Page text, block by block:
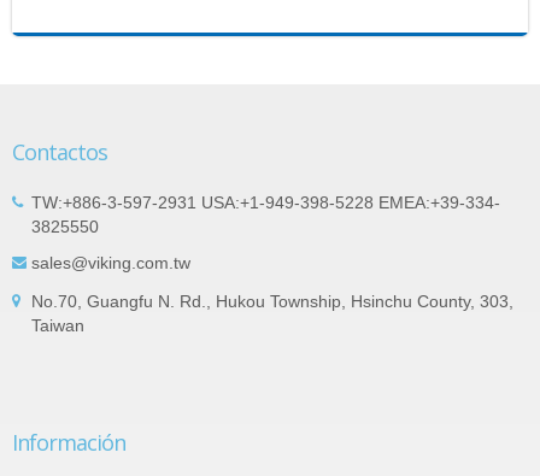
Contactos
TW:+886-3-597-2931 USA:+1-949-398-5228 EMEA:+39-334-
3825550
sales@viking.com.tw
No.70, Guangfu N. Rd., Hukou Township, Hsinchu County, 303,
Taiwan
Información